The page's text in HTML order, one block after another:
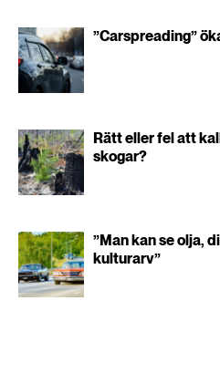
”Carspreading”
Rätt eller fel att
skogar?
”Man kan se olja,
kulturarv”